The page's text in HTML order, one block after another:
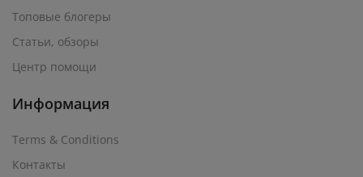
Топовые блогеры
Статьи, обзоры
Центр помощи
Информация
Terms & Conditions
Контакты